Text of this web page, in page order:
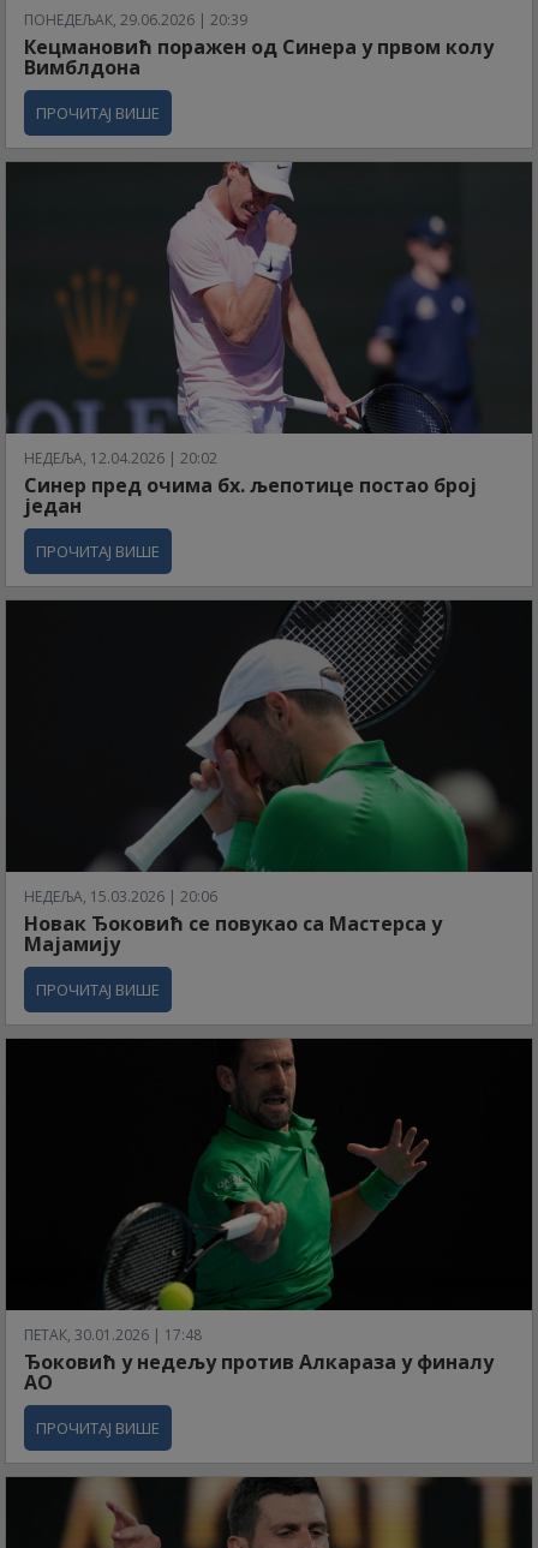
ПОНЕДЕЉАК, 29.06.2026 | 20:39
Кецмановић поражен од Синера у првом колу
Вимблдона
ПРОЧИТАЈ ВИШЕ
НЕДЕЉА, 12.04.2026 | 20:02
Синер пред очима бх. љепотице постао број
један
ПРОЧИТАЈ ВИШЕ
НЕДЕЉА, 15.03.2026 | 20:06
Новак Ђоковић се повукао са Мастерса у
Мајамију
ПРОЧИТАЈ ВИШЕ
ПЕТАК, 30.01.2026 | 17:48
Ђоковић у недељу против Алкараза у финалу
АО
ПРОЧИТАЈ ВИШЕ